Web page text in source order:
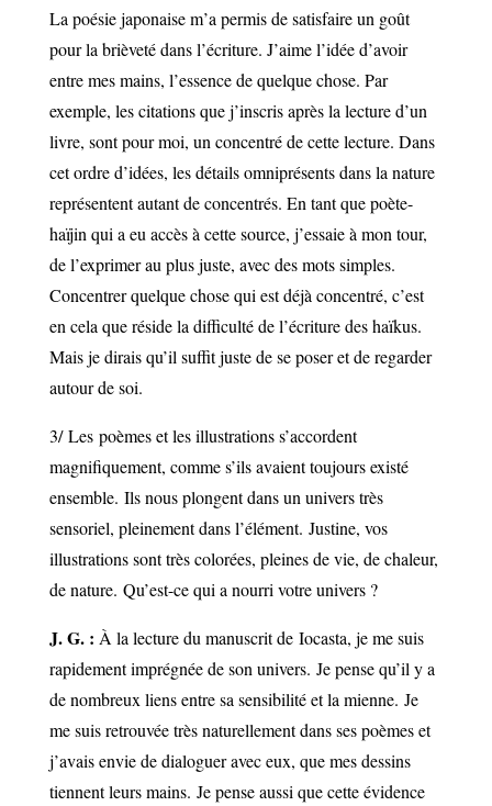
La poésie japonaise m’a permis de satisfaire un goût
pour la brièveté dans l’écriture. J’aime l’idée d’avoir
entre mes mains, l’essence de quelque chose. Par
exemple, les citations que j’inscris après la lecture d’un
livre, sont pour moi, un concentré de cette lecture. Dans
cet ordre d’idées, les détails omniprésents dans la nature
représentent autant de concentrés. En tant que poète-
haïjin qui a eu accès à cette source, j’essaie à mon tour,
de l’exprimer au plus juste, avec des mots simples.
Concentrer quelque chose qui est déjà concentré, c’est
en cela que réside la difficulté de l’écriture des haïkus.
Mais je dirais qu’il suffit juste de se poser et de regarder
autour de soi.
3/ Lespoèmes et les illustrations s’accordent
magnifiquement, comme s’ils avaient toujours existé
ensemble. Ils nous plongent dans un univers très
sensoriel, pleinement dans l’élément. Justine, vos
illustrations sont très colorées, pleines de vie, de chaleur,
de nature. Qu’est-ce qui a nourri votre univers ?
J. G. : À la lecture du manuscrit de Iocasta, je me suis
rapidement imprégnée de son univers. Je pense qu’il y a
de nombreux liens entre sa sensibilité et la mienne. Je
me suis retrouvée très naturellement dans ses poèmes et
j’avais envie de dialoguer avec eux, que mes dessins
tiennent leurs mains. Je pense aussi que cette évidence